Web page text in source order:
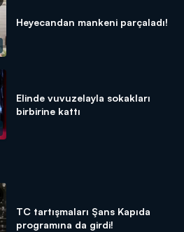
Heyecandan mankeni parçaladı!
Elinde vuvuzelayla sokakları
birbirine kattı
TC tartışmaları Şans Kapıda
programına da girdi!